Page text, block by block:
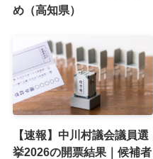
め（高知県）
【速報】中川村議会議員選
挙2026の開票結果｜候補者